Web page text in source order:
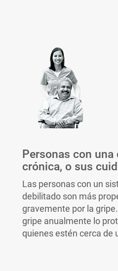
Personas con
crónica, o sus
Las personas con un
debilitado son más
gravemente por la gripe.
gripe anualmente lo
quienes estén cerca de